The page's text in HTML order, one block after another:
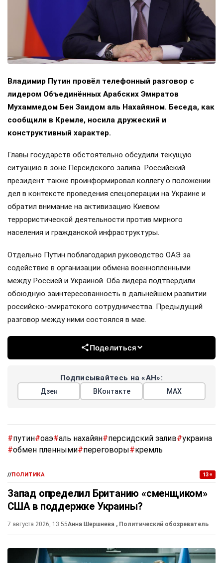
Владимир Путин провёл телефонный разговор с
лидером Объединённых Арабских Эмиратов
Мухаммедом Бен Заидом аль Нахайяном. Беседа, как
сообщили в Кремле, носила дружеский и
конструктивный характер.
Главы государств обстоятельно обсудили текущую
ситуацию в зоне Персидского залива. Российский
президент также проинформировал коллегу о положении
дел в контексте проведения спецоперации на Украине и
обратил внимание на активизацию Киевом
террористической деятельности против мирного
населения и гражданской инфраструктуры.
Отдельно Путин поблагодарил руководство ОАЭ за
содействие в организации обмена военнопленными
между Россией и Украиной. Оба лидера подтвердили
обоюдную заинтересованность в дальнейшем развитии
российско-эмиратского сотрудничества. Предыдущий
разговор между ними состоялся в мае.
Поделиться
Подписывайтесь на «АН»:
Дзен ВКонтакте МАХ
#путин#оаэ#аль нахайян#персидский залив#украина
#обмен пленными#переговоры#кремль
//ПОЛИТИКА 13+
Запад определил Британию «сменщиком»
США в поддержке Украины?
7 августа 2026, 13:55Анна Шершнева , Политический обозреватель